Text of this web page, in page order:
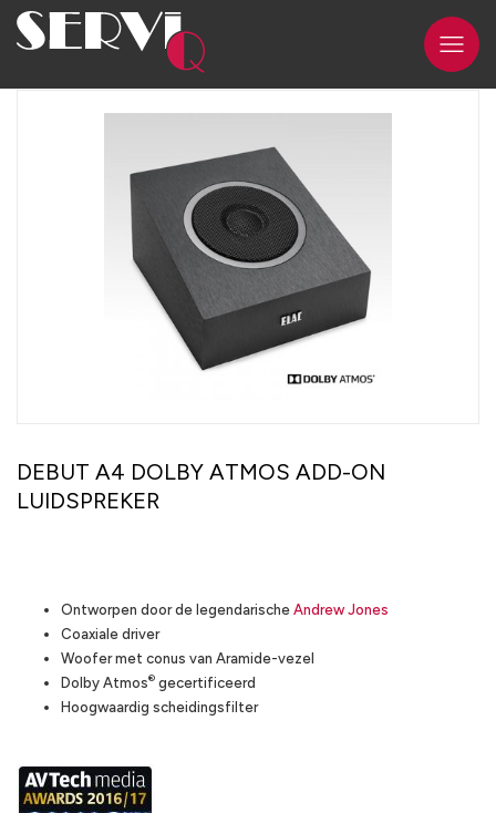
DEBUT A4 DOLBY ATMOS ADD-ON
LUIDSPREKER
Ontworpen door de legendarische Andrew Jones
Coaxiale driver
Woofer met conus van Aramide-vezel
Dolby Atmos® gecertificeerd
Hoogwaardig scheidingsfilter